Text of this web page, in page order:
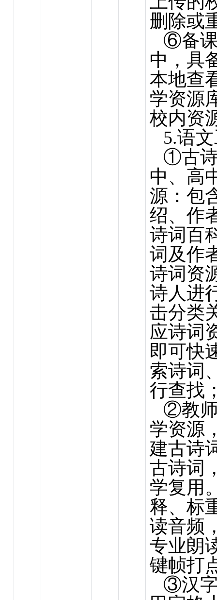
删除或
⑥备
中，具
本地查
学资源
校内资
5.语
①古
中、高
源：包
绍、作
诗词百
词及作
诗词资
诗人进
击分类
应诗词
即可快
索诗词
行查找
②教
学资源
建古诗
古诗词
学复用
释、标
读音频
专业朗
键帧打
③汉